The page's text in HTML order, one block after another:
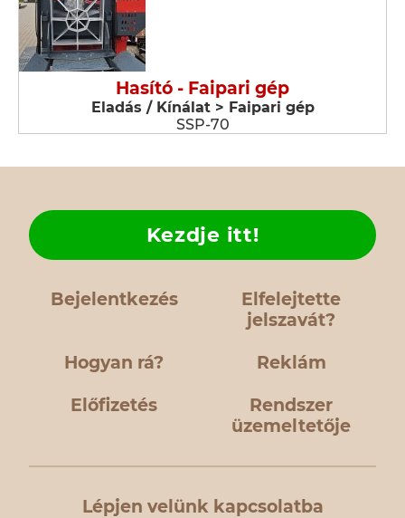
Hasító - Faipari gép
Eladás / Kínálat > Faipari gép
SSP-70
Bejelentkezés
Elfelejtette
jelszavát?
Hogyan rá?
Kezdje itt!
Reklám
Előfizetés
Rendszer
üzemeltetője
Lépjen velünk kapcsolatba